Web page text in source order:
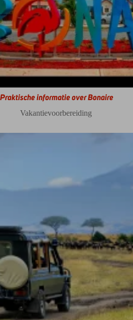
Praktische informatie over Bonaire
Vakantievoorbereiding